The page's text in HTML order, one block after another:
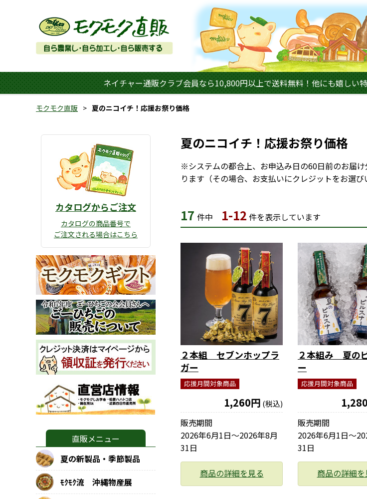
ネイチャー通販クラブ会員なら10,800円以上で送料無料！他にも嬉しい
モクモク直販 夏のニコイチ！応援お祭り価格
夏のニコイチ！応援お祭り価格
※システムの都合上、お申込み日の60日前のお届
ります（その場合、お支払いにクレジットをお選び
17 件中 1-12 件を表示しています
２本組 セブンホップラ
ガー
応援月間対象商品
1,260円 (税込)
販売期間
2026年6月1日〜2026年8月
31日
商品の詳細を見る
２本組み 夏の
ー
応援月間対象商品
販売期間
2026年6月1日〜
31日
商品の詳細を
カタログからご注文
カタログの商品番号で
ご注文される場合はこちら
直販メニュー
夏の新製品・季節製品
ﾓｸﾓｸ流 沖縄物産展